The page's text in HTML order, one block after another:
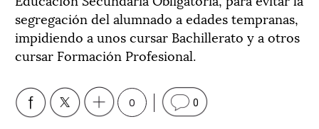
segregación del alumnado a edades tempranas,
impidiendo a unos cursar Bachillerato y a otros
cursar Formación Profesional.
0 0